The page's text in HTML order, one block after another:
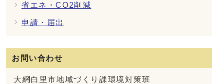
省エネ・CO2削減
申請・届出
お問い合わせ
大網白里市地域づくり課環境対策班